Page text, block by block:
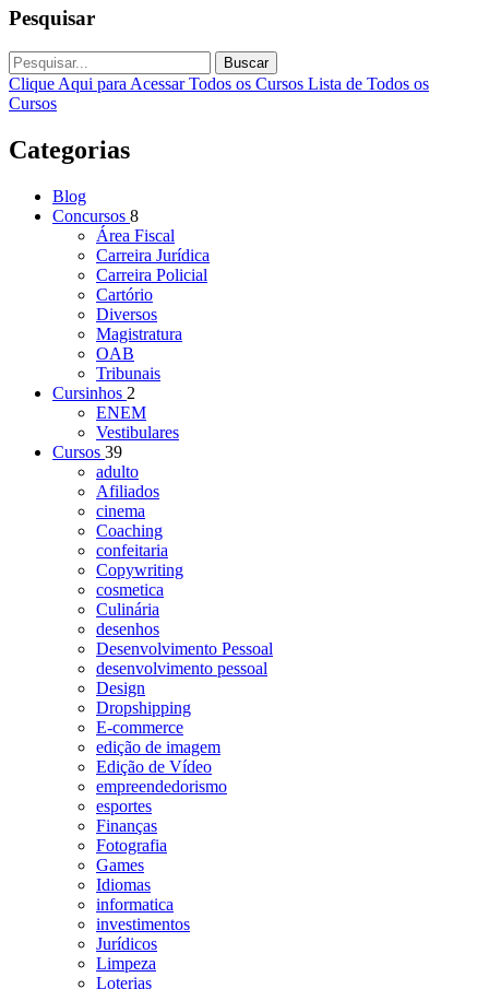
Pesquisar
Buscar
Clique Aqui para Acessar Todos os Cursos Lista de Todos os
Cursos
Categorias
Blog
Concursos 8
Área Fiscal
Carreira Jurídica
Carreira Policial
Cartório
Diversos
Magistratura
OAB
Tribunais
Cursinhos 2
ENEM
Vestibulares
Cursos 39
adulto
Afiliados
cinema
Coaching
confeitaria
Copywriting
cosmetica
Culinária
desenhos
Desenvolvimento Pessoal
desenvolvimento pessoal
Design
Dropshipping
E-commerce
edição de imagem
Edição de Vídeo
empreendedorismo
esportes
Finanças
Fotografia
Games
Idiomas
informatica
investimentos
Jurídicos
Limpeza
Loterias